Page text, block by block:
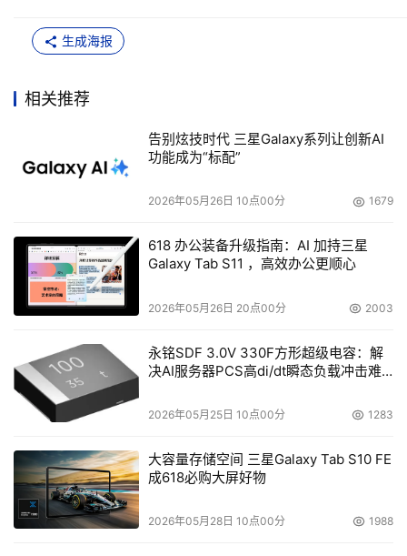
了数个TB。
Winchester推出一套iSCSI/FC磁盘阵列
Winchester系统有限公司日前发布了一套基于iSCSI技
术、但同时可支持光纤接口的RAID磁盘阵列，FlexSAN
FS-100。该产品配置了4个iSCSI端口和4个FC端口，由
本文来源于DOIT传媒，文章内容仅供参考，不构成投资建议。
生成海报
相关推荐
告别炫技时代 三星Galaxy系列让创新AI
功能成为“标配”
2026年05月26日 10点00分 1679
618 办公装备升级指南：AI 加持三星
Galaxy Tab S11 ，高效办公更顺心
2026年05月26日 20点00分 2003
永铭SDF 3.0V 330F方形超级电容：解
决AI服务器PCS高di/dt瞬态负载冲击难
2026年05月25日 10点00分 1283
大容量存储空间 三星Galaxy Tab S10 FE
成618必购大屏好物
2026年05月28日 10点00分 1988